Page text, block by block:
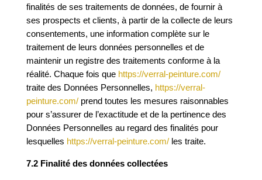
finalités de ses traitements de données, de fournir à
ses prospects et clients, à partir de la collecte de leurs
consentements, une information complète sur le
traitement de leurs données personnelles et de
maintenir un registre des traitements conforme à la
réalité. Chaque fois que https://verral-peinture.com/
traite des Données Personnelles, https://verral-
peinture.com/prend toutes les mesures raisonnables
pour s’assurer de l’exactitude et de la pertinence des
Données Personnelles au regard des finalités pour
lesquelles https://verral-peinture.com/ les traite.
7.2 Finalité des données collectées